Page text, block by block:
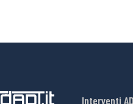
Interventi